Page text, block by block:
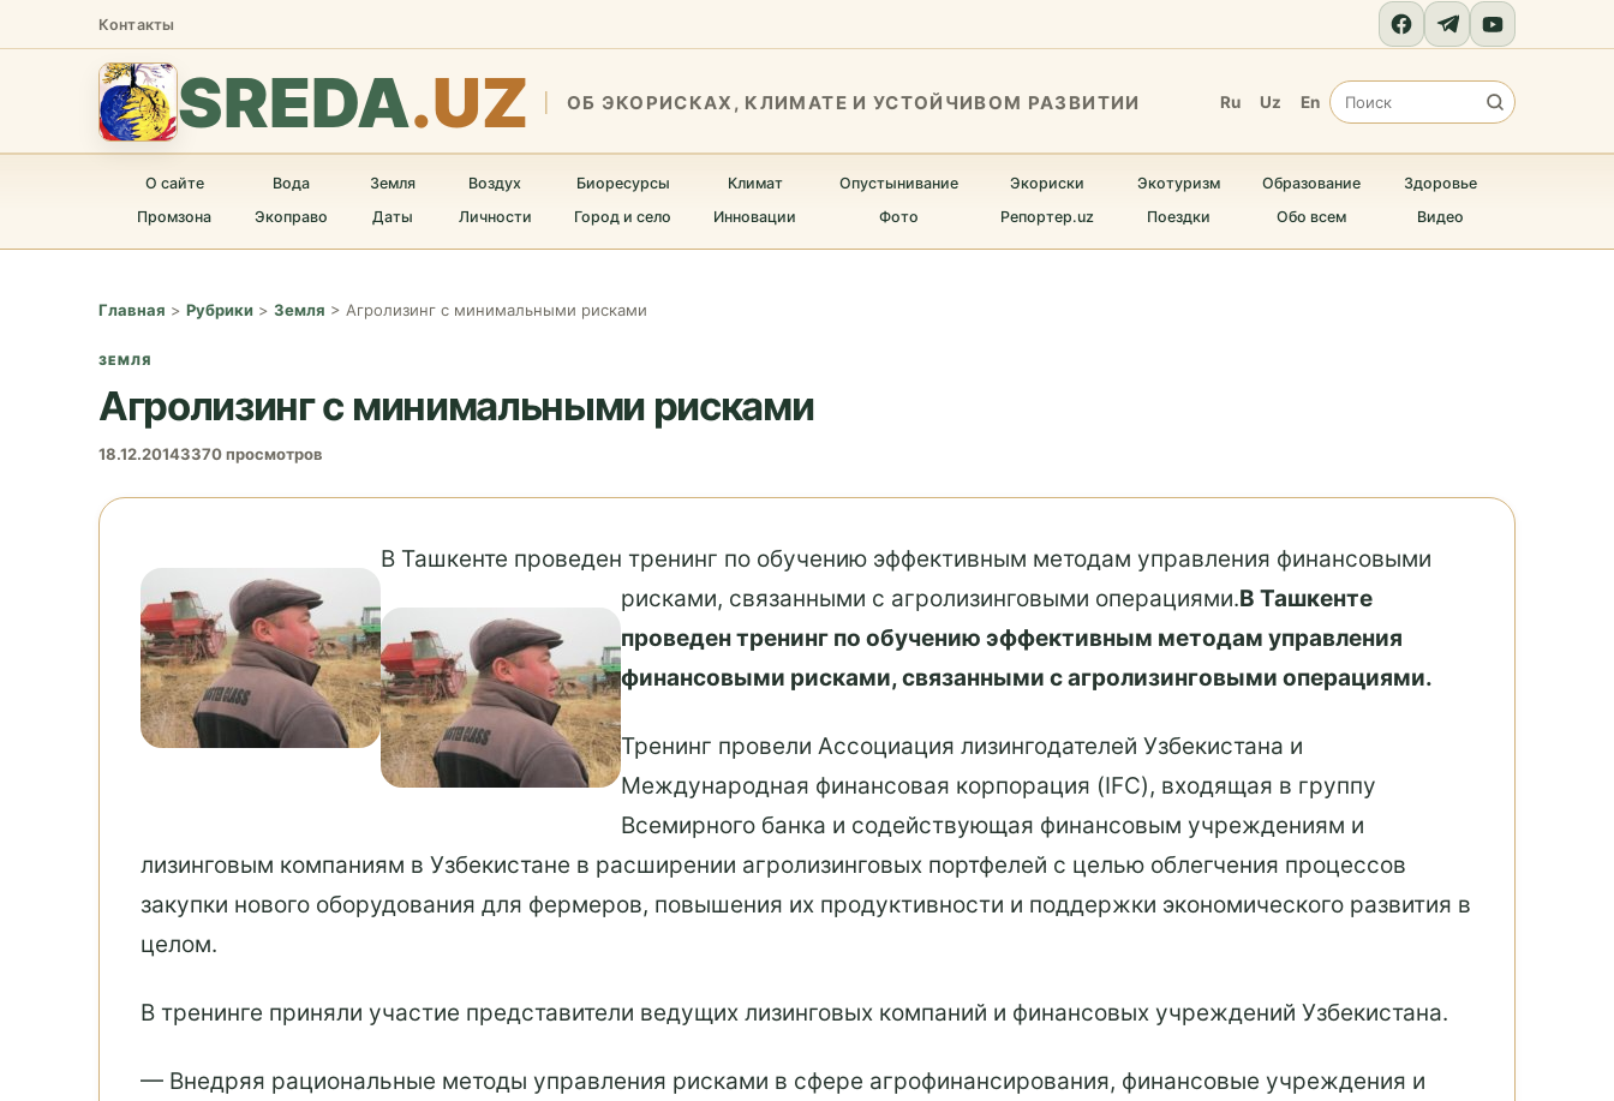
Контакты
SREDA.UZ ОБ ЭКОРИСКАХ, КЛИМАТЕ И УСТОЙЧИВОМ РАЗВИТИИ Ru Uz En
О сайте Вода Земля Воздух Биоресурсы Климат Опустынивание Экориски Экотуризм Образование
Здоровье
Промзона
Экоправо Даты Личности Город и село Инновации Фото Репортер.uz Поездки Обо всем Видео
Главная > Рубрики > Земля > Агролизинг с минимальными рисками
ЗЕМЛЯ
Агролизинг с минимальными рисками
18.12.20143370 просмотров
В Ташкенте проведен тренинг по обучению эффективным методам управления финансовыми
рисками, связанными с агролизинговыми операциями.В Ташкенте
проведен тренинг по обучению эффективным методам управления
финансовыми рисками, связанными с агролизинговыми операциями.
Тренинг провели Ассоциация лизингодателей Узбекистана и
Международная финансовая корпорация (IFC), входящая в группу
Всемирного банка и содействующая финансовым учреждениям и
лизинговым компаниям в Узбекистане в расширении агролизинговых портфелей с целью облегчения процессов
закупки нового оборудования для фермеров, повышения их продуктивности и поддержки экономического развития в
целом.
В тренинге приняли участие представители ведущих лизинговых компаний и финансовых учреждений Узбекистана.
— Внедряя рациональные методы управления рисками в сфере агрофинансирования, финансовые учреждения и